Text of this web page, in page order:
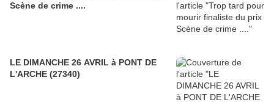
Scène de crime ....
LE DIMANCHE 26 AVRIL à PONT DE
L'ARCHE (27340)